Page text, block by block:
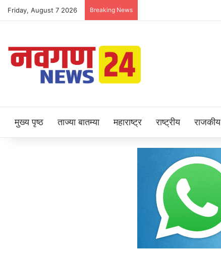
Friday, August 7 2026 Breaking News
मुख्य पृष्ठ ताज्या बातम्या महाराष्ट्र राष्ट्रीय राजकीय